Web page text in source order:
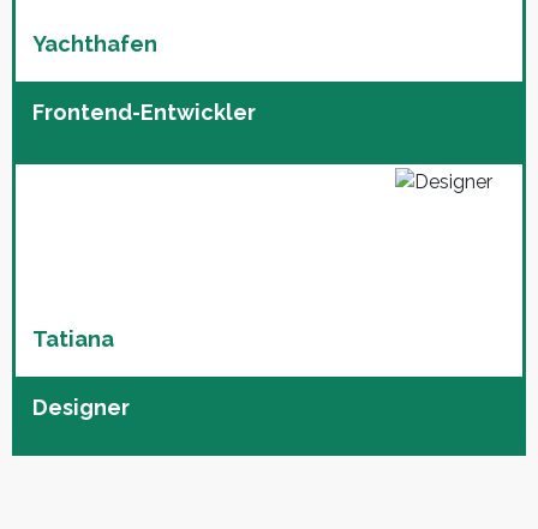
Yachthafen
Frontend-Entwickler
Tatiana
Designer